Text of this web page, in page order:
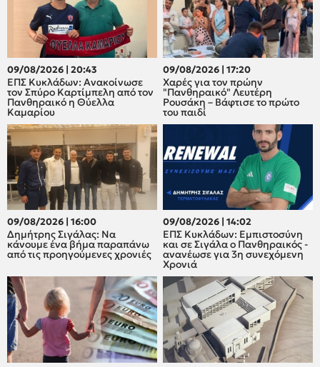
09/08/2026 | 20:43
ΕΠΣ Κυκλάδων: Ανακοίνωσε
τον Σπύρο Καρτίμπελη από τον
Πανθηραικό η Θύελλα
Καμαρίου
09/08/2026 | 17:20
Xαρές για τον πρώην
"Πανθηραικό" Λευτέρη
Ρουσάκη – Βάφτισε το πρώτο
του παιδί
09/08/2026 | 16:00
Δημήτρης Σιγάλας: Να
κάνουμε ένα βήμα παραπάνω
από τις προηγούμενες χρονιές
09/08/2026 | 14:02
ΕΠΣ Κυκλάδων: Εμπιστοσύνη
και σε Σιγάλα ο Πανθηραικός -
ανανέωσε για 3η συνεχόμενη
Χρονιά